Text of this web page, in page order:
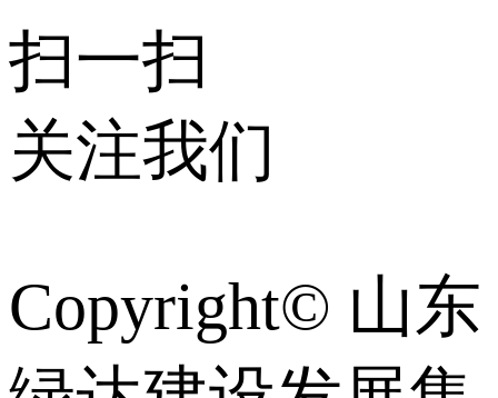
扫一扫
关注我们
Copyright© 山东